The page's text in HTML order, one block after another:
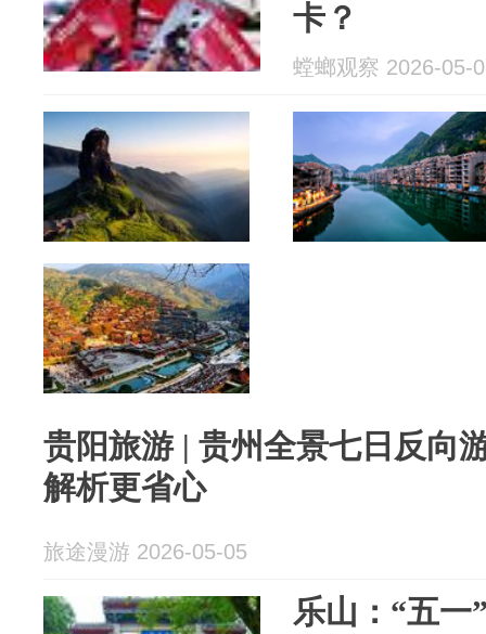
卡？
螳螂观察 2026-05-
贵阳旅游 | 贵州全景七日反向
解析更省心
旅途漫游 2026-05-05
乐山：“五一